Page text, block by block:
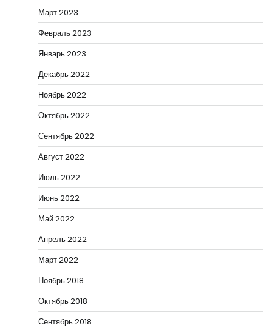
Март 2023
Февраль 2023
Январь 2023
Декабрь 2022
Ноябрь 2022
Октябрь 2022
Сентябрь 2022
Август 2022
Июль 2022
Июнь 2022
Май 2022
Апрель 2022
Март 2022
Ноябрь 2018
Октябрь 2018
Сентябрь 2018